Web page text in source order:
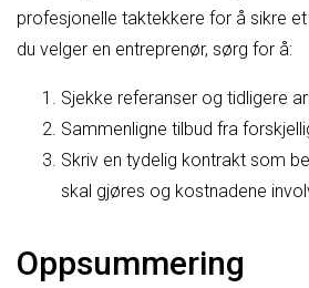
profesjonelle taktekkere for å sikre
du velger en entreprenør, sørg for å:
Sjekke referanser og tidligere
Sammenligne tilbud fra
Skriv en tydelig kontrakt som
skal gjøres og kostnadene
Oppsummering